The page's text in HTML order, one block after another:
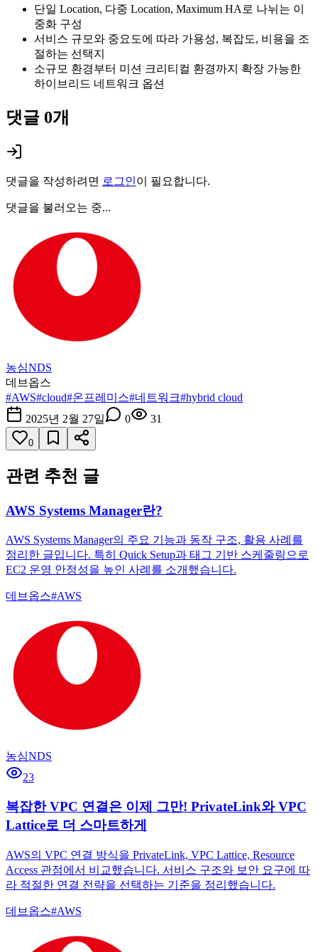
단일 Location, 다중 Location, Maximum HA로 나뉘는 이
중화 구성
서비스 규모와 중요도에 따라 가용성, 복잡도, 비용을 조
절하는 선택지
소규모 환경부터 미션 크리티컬 환경까지 확장 가능한
하이브리드 네트워크 옵션
댓글 0개
댓글을 작성하려면 로그인이 필요합니다.
댓글을 불러오는 중...
농심NDS
데브옵스
#AWS#cloud#온프레미스#네트워크#hybrid cloud
2025년 2월 27일
0 31
0
관련 추천 글
AWS Systems Manager란?
AWS Systems Manager의 주요 기능과 동작 구조, 활용 사례를
정리한 글입니다. 특히 Quick Setup과 태그 기반 스케줄링으로
EC2 운영 안정성을 높인 사례를 소개했습니다.
데브옵스#AWS
농심NDS
23
복잡한 VPC 연결은 이제 그만! PrivateLink와 VPC
Lattice로 더 스마트하게
AWS의 VPC 연결 방식을 PrivateLink, VPC Lattice, Resource
Access 관점에서 비교했습니다. 서비스 구조와 보안 요구에 따
라 적절한 연결 전략을 선택하는 기준을 정리했습니다.
데브옵스#AWS